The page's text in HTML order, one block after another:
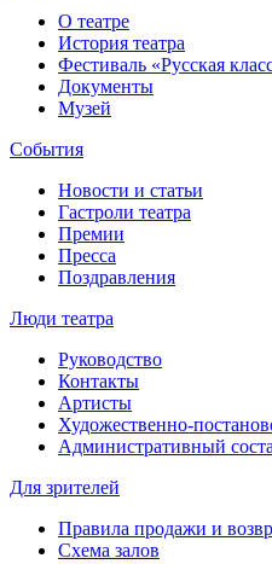
О театре
История театра
Фестиваль «Русская
Документы
Музей
События
Новости и статьи
Гастроли театра
Премии
Пресса
Поздравления
Люди театра
Руководство
Контакты
Артисты
Художественно-
Административный
Для зрителей
Правила продажи и
Схема залов